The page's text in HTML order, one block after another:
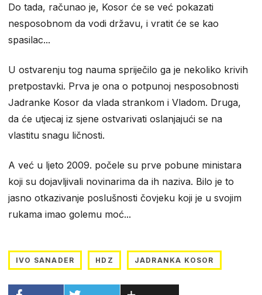
Do tada, računao je, Kosor će se već pokazati
nesposobnom da vodi državu, i vratit će se kao
spasilac...
U ostvarenju tog nauma spriječilo ga je nekoliko krivih
pretpostavki. Prva je ona o potpunoj nesposobnosti
Jadranke Kosor da vlada strankom i Vladom. Druga,
da će utjecaj iz sjene ostvarivati oslanjajući se na
vlastitu snagu ličnosti.
A već u ljeto 2009. počele su prve pobune ministara
koji su dojavljivali novinarima da ih naziva. Bilo je to
jasno otkazivanje poslušnosti čovjeku koji je u svojim
rukama imao golemu moć...
IVO SANADER HDZ JADRANKA KOSOR